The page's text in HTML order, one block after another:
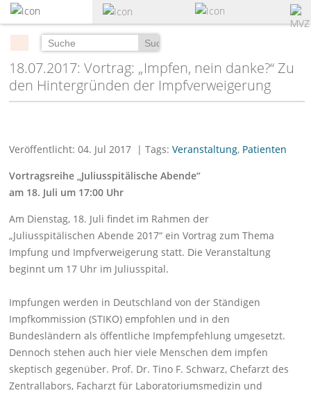
zum
Hauptinhalt
Suchen
18.07.2017: Vortrag: „Impfen, nein danke?“ Zu
den Hintergründen der Impfverweigerung
Veröffentlicht: 04. Jul 2017 | Tags:Veranstaltung, Patienten
Vortragsreihe „Juliusspitälische Abende“
am 18. Juli um 17:00 Uhr
Am Dienstag, 18. Juli findet im Rahmen der
„Juliusspitälischen Abende 2017“ ein Vortrag zum Thema
Impfung und Impfverweigerung statt. Die Veranstaltung
beginnt um 17 Uhr im Juliusspital.
Impfungen werden in Deutschland von der Ständigen
Impfkommission (STIKO) empfohlen und in den
Bundesländern als öffentliche Impfempfehlung umgesetzt.
Dennoch stehen auch hier viele Menschen dem impfen
skeptisch gegenüber. Prof. Dr. Tino F. Schwarz, Chefarzt des
Zentrallabors, Facharzt für Laboratoriumsmedizin und